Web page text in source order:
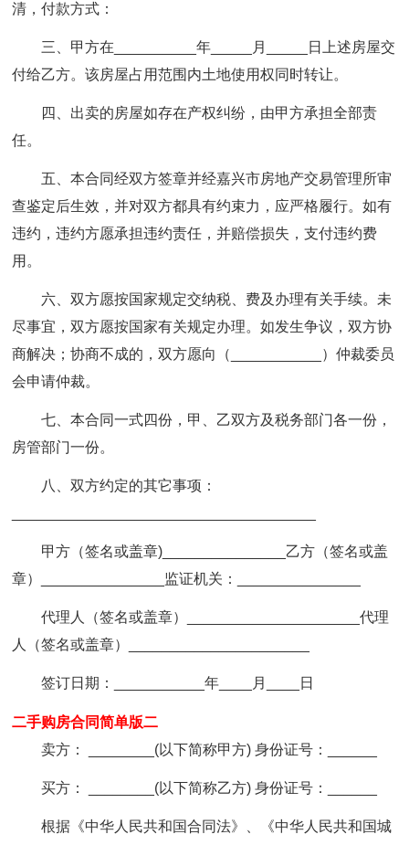
清，付款方式：
三、甲方在__________年_____月_____日上述房屋交
付给乙方。该房屋占用范围内土地使用权同时转让。
四、出卖的房屋如存在产权纠纷，由甲方承担全部责
任。
五、本合同经双方签章并经嘉兴市房地产交易管理所审
查鉴定后生效，并对双方都具有约束力，应严格履行。如有
违约，违约方愿承担违约责任，并赔偿损失，支付违约费
用。
六、双方愿按国家规定交纳税、费及办理有关手续。 未
尽事宜，双方愿按国家有关规定办理。如发生争议，双方协
商解决；协商不成的，双方愿向（___________）仲裁委员
会申请仲裁。
七、本合同一式四份，甲、乙双方及税务部门各一份，
房管部门一份。
八、双方约定的其它事项：
甲方（签名或盖章)_______________乙方（签名或盖
章）_______________监证机关：_______________
代理人（签名或盖章）_____________________代理
人（签名或盖章）______________________
签订日期：___________年____月____日
二手购房合同简单版二
卖方： ________(以下简称甲方) 身份证号：______
买方： ________(以下简称乙方) 身份证号：______
根据《中华人民共和国合同法》、《中华人民共和国城